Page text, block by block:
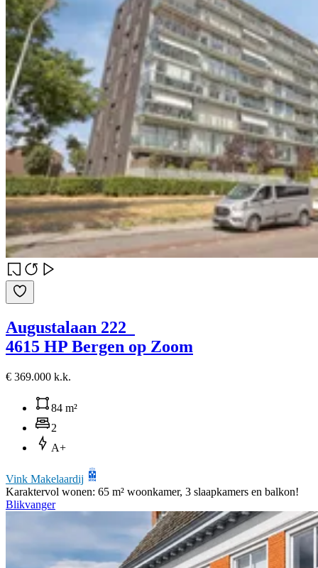
Augustalaan 222
4615 HP Bergen op Zoom
€ 369.000 k.k.
84 m²
2
A+
Vink Makelaardij
Karaktervol wonen: 65 m² woonkamer, 3 slaapkamers en balkon!
Blikvanger